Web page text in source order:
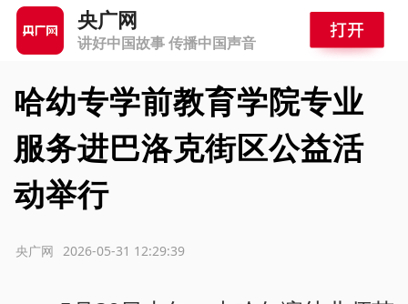
央广网
讲好中国故事 传播中国声音
哈幼专学前教育学院专业
服务进巴洛克街区公益活
动举行
2026-05-31 12:29:39
央广网